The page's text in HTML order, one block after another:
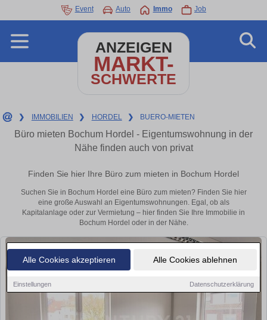
Alle Cookies akzeptieren Alle Cookies ablehnen
Einstellungen Datenschutzerklärung
Event Auto Immo Job
ANZEIGEN
MARKT-
SCHWERTE
❯ IMMOBILIEN ❯ HORDEL ❯ BUERO-MIETEN
Büro mieten Bochum Hordel - Eigentumswohnung in der
Nähe finden auch von privat
Finden Sie hier Ihre Büro zum mieten in Bochum Hordel
Suchen Sie in Bochum Hordel eine Büro zum mieten? Finden Sie hier
eine große Auswahl an Eigentumswohnungen. Egal, ob als
Kapitalanlage oder zur Vermietung – hier finden Sie Ihre Immobilie in
Bochum Hordel oder in der Nähe.